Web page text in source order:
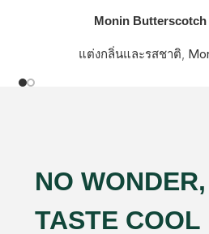
Monin Butterscotch
แต่งกลิ่นและรสชาติ
NO WONDER,
TASTE COOL